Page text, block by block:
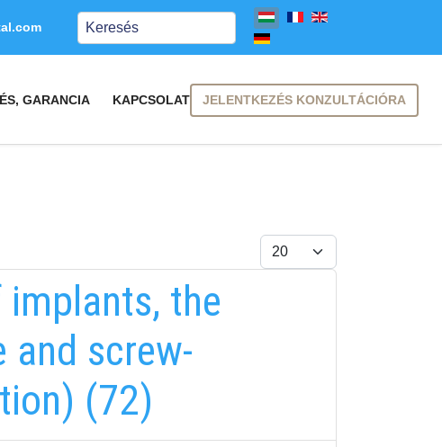
Keresés
JELENTKEZÉS KONZULTÁCIÓRA
GARANCIA KAPCSOLAT
Tételek #
the
screw-
(72)